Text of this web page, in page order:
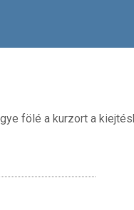
fölé a kurzort a